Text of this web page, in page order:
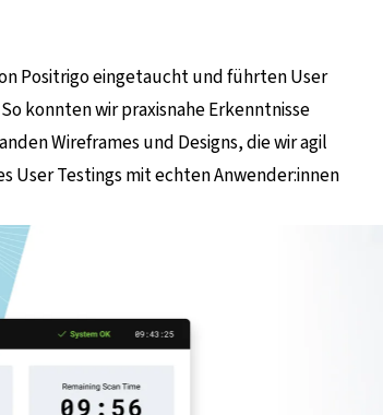
Positrigo eingetaucht und führten User
konnten wir praxisnahe Erkenntnisse
Wireframes und Designs, die wir agil
User Testings mit echten Anwender:innen